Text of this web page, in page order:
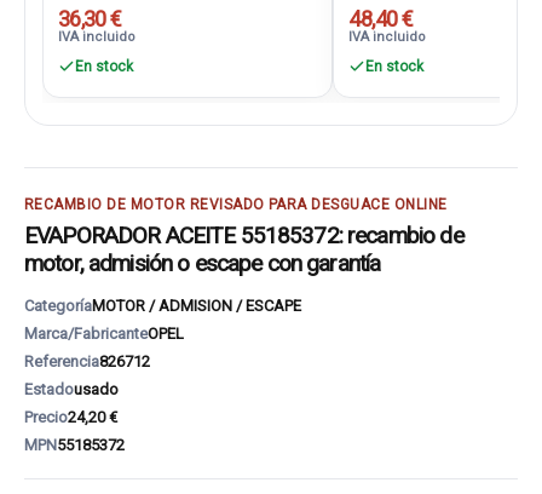
36,30 €
IVA incluido
En stock
48,40 €
IVA incluido
En stock
RECAMBIO DE MOTOR REVISADO PARA DESGUACE ONLINE
EVAPORADOR ACEITE 55185372: recambio de
motor, admisión o escape con garantía
CategoríaMOTOR / ADMISION / ESCAPE
Marca/FabricanteOPEL
Referencia826712
Estadousado
Precio24,20 €
MPN55185372